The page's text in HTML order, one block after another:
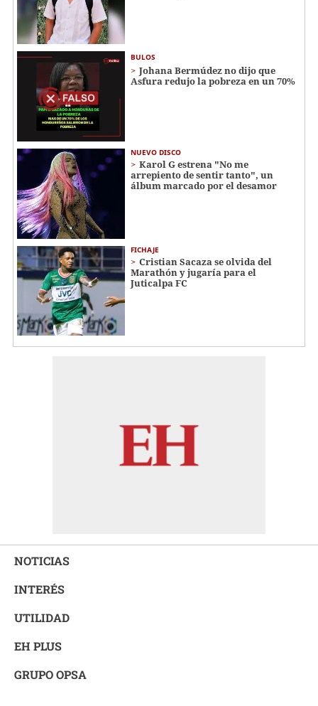
BULOS
Johana Bermúdez no dijo que
Asfura redujo la pobreza en un 70%
NUEVO DISCO
Karol G estrena "No me
arrepiento de sentir tanto", un
álbum marcado por el desamor
FICHAJE
Cristian Sacaza se olvida del
Marathón y jugaría para el
Juticalpa FC
NOTICIAS
INTERÉS
UTILIDAD
EH PLUS
GRUPO OPSA